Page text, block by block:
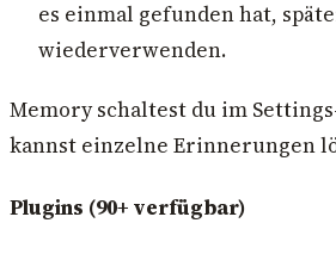
es einmal gefunden hat,
wiederverwenden.
Memory schaltest du im
kannst einzelne Erinnerungen
Plugins (90+ verfügbar)